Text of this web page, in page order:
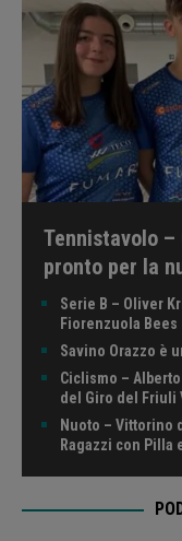
Tennistavolo
pronto per la
Serie B – Oliver
Fiorenzuola Bees
Savino Orazzo è
Ciclismo –
del Giro del Friuli
Nuoto – Vittorino
Ragazzi con Pilla